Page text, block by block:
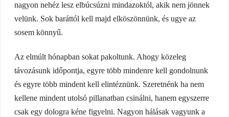
nagyon nehéz lesz elbúcsúzni mindazoktól, akik nem jönnek
velünk. Sok baráttól kell majd elköszönnünk, és ugye az
sosem könnyű.
Az elmúlt hónapban sokat pakoltunk. Ahogy közeleg
távozásunk időpontja, egyre több mindenre kell gondolnunk
és egyre több mindent kell elintéznünk. Szeretnénk ha nem
kellene mindent utolsó pillanatban csinálni, hanem egyszerre
csak egy dologra kéne figyelni. Nagyon hálásak vagyunk a